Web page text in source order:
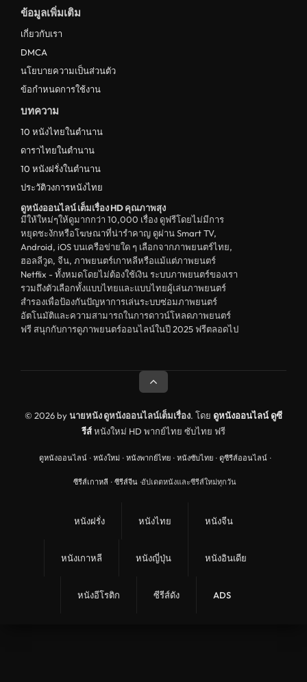
ข้อมูลเพิ่มเติม
เกี่ยวกับเรา
DMCA
นโยบายความเป็นส่วนตัว
ข้อกำหนดการใช้งาน
บทความ
10 หนังไทยในตำนาน
ดาราไทยในตำนาน
10 หนังฝรั่งในตำนาน
ประวัติวงการหนังไทย
ดูหนังออนไลน์ เต็มเรื่อง HD คุณภาพสุง
มีให้ใหม่ๆให้ดูมากกว่า 10,000 เรื่อง ดูฟรีโดยไม่มีการ
หยุดชะงักหรือโฆษณาที่น่ารำคาญ ดูผ่าน Smart TV,
Android, iOS บนเครือข่ายใด ๆ เลือกจากภาพยนตร์ไทย,
ฮอลลีวูด, จีน, ภาพยนตร์เกาหลีหรือแม้แต่ภาพยนตร์
Netflix - ทั้งหมดโดยไม่ต้องใช้เงิน ระบบภาพยนตร์ของเรา
รวมถึงตัวเลือกทั้งแบบไทยและแบบไทยผู้เล่นภาพยนตร์
สำรองเพื่อป้องกันปัญหาการเล่นระบบซ่อมภาพยนตร์
อัตโนมัติและความสามารถในการดาวน์โหลดภาพยนตร์
ฟรี สนุกกับการดูภาพยนตร์ออนไลน์ในปี 2025 ฟรีตลอดไป
© 2026 byนายหนัง ดูหนังออนไลน์เต็มเรื่อง. โดย ดูหนังออนไลน์ ดูซี
รีส์หนังใหม่ HD พากย์ไทย ซับไทย ฟรี
ดูหนังออนไลน์ · หนังใหม่ · หนังพากย์ไทย · หนังซับไทย · ดูซีรีส์ออนไลน์ ·
ซีรีส์เกาหลี · ซีรีส์จีน ·อัปเดตหนังและซีรีส์ใหม่ทุกวัน
หนังฝรั่ง หนังไทย หนังจีน
หนังเกาหลี หนังญี่ปุ่น หนังอินเดีย
หนังอีโรติก ซีรีส์ดัง ADS